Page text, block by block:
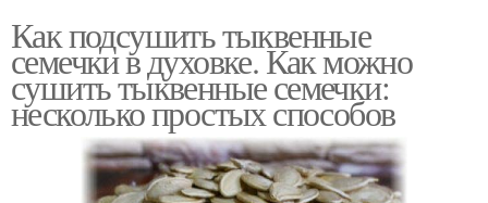
Как подсушить тыквенные
семечки в духовке. Как можно
сушить тыквенные семечки:
несколько простых способов